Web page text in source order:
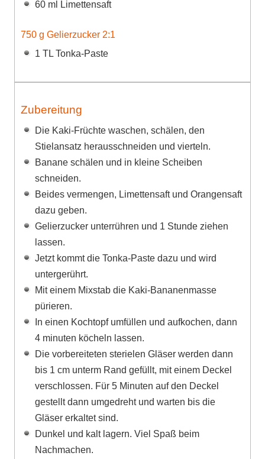
60 ml Limettensaft
750 g Gelierzucker 2:1
1 TL Tonka-Paste
Zubereitung
Die Kaki-Früchte waschen, schälen, den
Stielansatz herausschneiden und vierteln.
Banane schälen und in kleine Scheiben
schneiden.
Beides vermengen, Limettensaft und Orangensaft
dazu geben.
Gelierzucker unterrühren und 1 Stunde ziehen
lassen.
Jetzt kommt die Tonka-Paste dazu und wird
untergerührt.
Mit einem Mixstab die Kaki-Bananenmasse
pürieren.
In einen Kochtopf umfüllen und aufkochen, dann
4 minuten köcheln lassen.
Die vorbereiteten sterielen Gläser werden dann
bis 1 cm unterm Rand gefüllt, mit einem Deckel
verschlossen. Für 5 Minuten auf den Deckel
gestellt dann umgedreht und warten bis die
Gläser erkaltet sind.
Dunkel und kalt lagern. Viel Spaß beim
Nachmachen.